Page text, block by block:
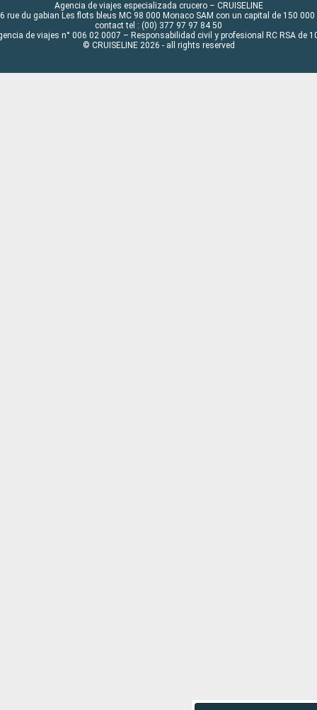
Agencia de viajes especializada crucero – CRUISELINE
rue du gabian Les flots bleus MC 98 000 Monaco SAM con un capital de 150 000
contact tel : (00) 377 97 97 84 50
de viajes n° 006 02 0007 – Responsabilidad civil y profesional RC RSA de
© CRUISELINE 2026 - all rights reserved